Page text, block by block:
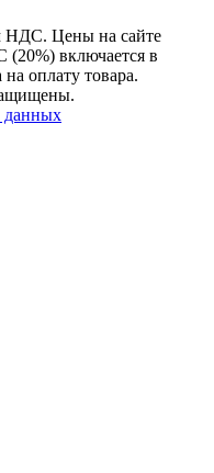
НДС. Цены на сайте
включается в
оплату товара.
данных